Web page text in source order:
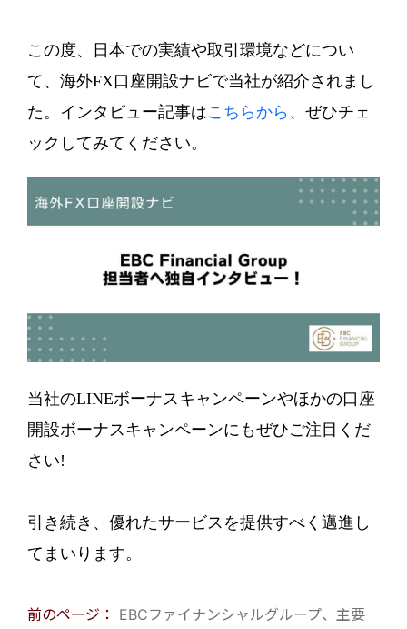
この度、日本での実績や取引環境などについ
て、海外FX口座開設ナビで当社が紹介されまし
た。インタビュー記事はこちらから 、ぜひチェ
ックしてみてください。
当社のLINEボーナスキャンペーンやほかの口座
開設ボーナスキャンペーンにもぜひご注目くだ
さい!
引き続き、優れたサービスを提供すべく邁進し
てまいります。
前のページ： EBCファイナンシャルグループ、主要